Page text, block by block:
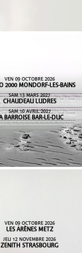
VEN 09 OCTOBRE 2026
2000 MONDORF-LES-BAINS
SAM 13 MARS 2027
CHAUDEAU LUDRES
SAM 10 AVRIL 2027
BARROISE BAR-LE-DUC
VEN 09 OCTOBRE 2026
LES ARÈNES METZ
JEU 12 NOVEMBRE 2026
ZENITH STRASBOURG